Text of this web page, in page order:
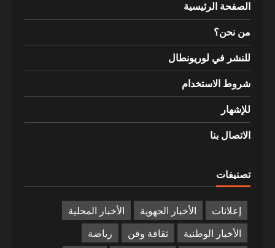
الصفحة الرئيسية
من نحن؟
للنشر في لوريونطال
شروط الاستخدام
للإشهار
الاتصال بنا
تصنيفات
إعلانات الأخبار الجهوية
الأخبار المحلية
الأخبار الوطنية
ثقافة وفن
رياضة